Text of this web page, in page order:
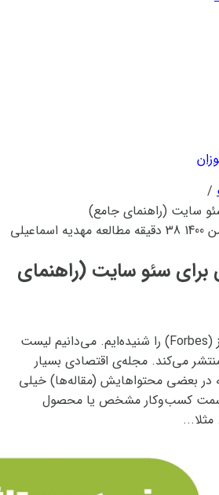
/
سایت (راهنمای جامع)
38 دقیقه مطالعه مهدیه اسماعیلی
برای سئو سایت (راهنمای
همه‌‌ی ما نام مجله‌ی فوربز (Forbes) را شنیده‌ایم. می‌دانیم لیست
می‌کند. مجله‌ی اقتصادی بسیار
بعضی محتواهایش (مقاله‌ها) خیلی
به‌سمت کسب‌و‌کار مشخص یا محصول